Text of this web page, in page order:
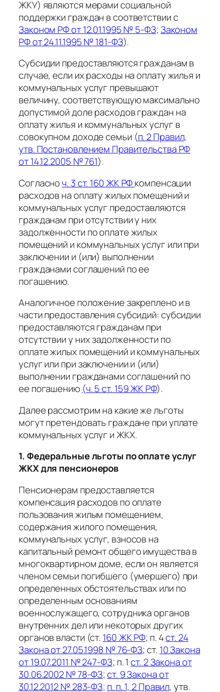
ЖКУ) являются мерами социальной
поддержки граждан в соответствии с
Законом РФ от 12.01.1995 № 5-ФЗ;Законом
РФ от 24.11.1995 № 181-ФЗ).
Субсидии предоставляются гражданам в
случае, если их расходы на оплату жилья и
коммунальных услуг превышают
величину, соответствующую максимально
допустимой доле расходов граждан на
оплату жилья и коммунальных услуг в
совокупном доходе семьи (п. 2 Правил,
утв. Постановлением Правительства РФ
от 14.12.2005 № 761).
Согласноч. 3 ст. 160 ЖК РФкомпенсации
расходов на оплату жилых помещений и
коммунальных услуг предоставляются
гражданам при отсутствии у них
задолженности по оплате жилых
помещений и коммунальных услуг или при
заключении и (или) выполнении
гражданами соглашений по ее
погашению.
Аналогичное положение закреплено и в
части предоставления субсидий: субсидии
предоставляются гражданам при
отсутствии у них задолженности по
оплате жилых помещений и коммунальных
услуг или при заключении и (или)
выполнении гражданами соглашений по
ее погашению (ч. 5 ст. 159 ЖК РФ).
Далее рассмотрим на какие же льготы
могут претендовать граждане при уплате
коммунальных услуг и ЖКХ.
1. Федеральные льготы по оплате услуг
ЖКХ для пенсионеров
Пенсионерам предоставляется
компенсация расходов по оплате
пользования жилым помещением,
содержания жилого помещения,
коммунальных услуг, взносов на
капитальный ремонт общего имущества в
многоквартирном доме, если он является
членом семьи погибшего (умершего) при
определенных обстоятельствах или по
определенным основаниям
военнослужащего, сотрудника органов
внутренних дел или некоторых других
органов власти (ст. 160 ЖК РФ; п. 4ст. 24
Закона от 27.05.1998 № 76-ФЗ;ст. 10 Закона
от 19.07.2011 № 247-ФЗ; п. 1ст. 2 Закона от
30.06.2002 № 78-ФЗ;ст. 9 Закона от
30.12.2012 № 283-ФЗ; п. п. 1, 2 Правил, утв.